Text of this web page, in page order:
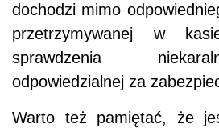
dochodzi mimo
przetrzymywanej w
sprawdzenia
odpowiedzialnej za
Warto też pamiętać, że